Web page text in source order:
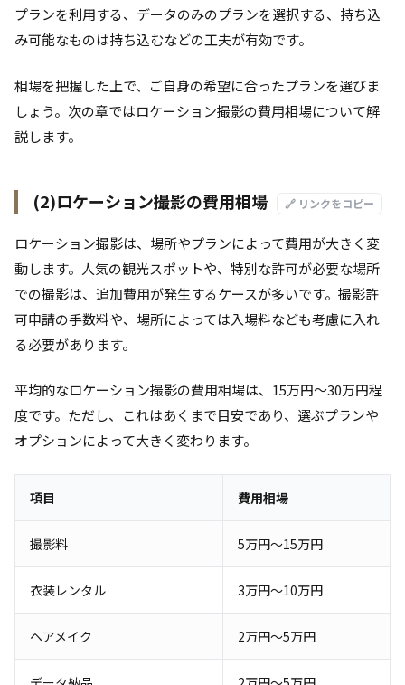
プランを利用する、データのみのプランを選択する、持ち込
み可能なものは持ち込むなどの工夫が有効です。
相場を把握した上で、ご自身の希望に合ったプランを選びま
しょう。次の章ではロケーション撮影の費用相場について解
説します。
(2)ロケーション撮影の費用相場 🔗 リンクをコピー
ロケーション撮影は、場所やプランによって費用が大きく変
動します。人気の観光スポットや、特別な許可が必要な場所
での撮影は、追加費用が発生するケースが多いです。撮影許
可申請の手数料や、場所によっては入場料なども考慮に入れ
る必要があります。
平均的なロケーション撮影の費用相場は、15万円～30万円程
度です。ただし、これはあくまで目安であり、選ぶプランや
オプションによって大きく変わります。
項目 費用相場
撮影料 5万円～15万円
衣装レンタル 3万円～10万円
ヘアメイク 2万円～5万円